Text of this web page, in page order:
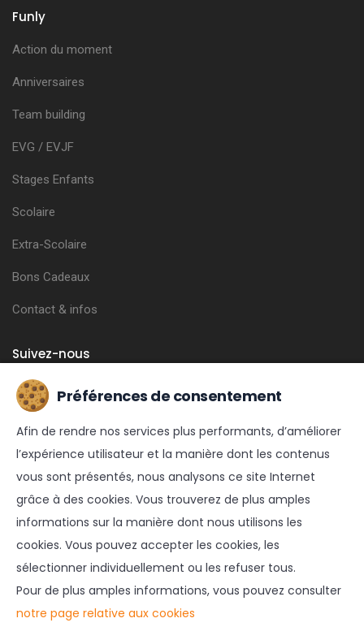
Funly
Action du moment
Anniversaires
Team building
EVG / EVJF
Stages Enfants
Scolaire
Extra-Scolaire
Bons Cadeaux
Contact & infos
Suivez-nous
FACEBOOK
INSTAGRAM
© 2021 FUNLY | Réalisé parZIDEE | Création web & e-
commerce
Préférences de consentement
Afin de rendre nos services plus performants, d’améliorer
l’expérience utilisateur et la manière dont les contenus
vous sont présentés, nous analysons ce site Internet
grâce à des cookies. Vous trouverez de plus amples
informations sur la manière dont nous utilisons les
cookies. Vous pouvez accepter les cookies, les
sélectionner individuellement ou les refuser tous.
Pour de plus amples informations, vous pouvez consulter
notre page relative aux cookies